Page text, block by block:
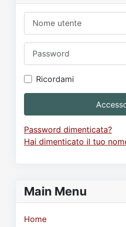
Ricordami
Password dimenticata?
Hai dimenticato il tuo
Main Menu
Home